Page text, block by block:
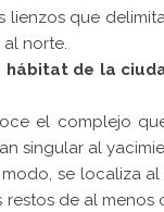
lienzos que
norte.
hábitat de la
el complejo
singular al
se localiza
de al